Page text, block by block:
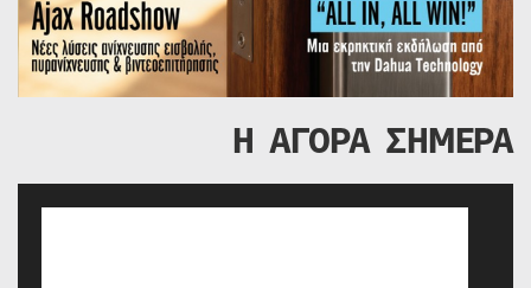
Η ΑΓΟΡΑ ΣΗΜΕΡΑ